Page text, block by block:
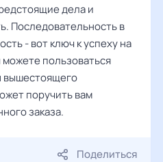
дела и
Последовательность в
- вот ключ к успеху на
пользоваться
вышестоящего
поручить вам
заказа.
Поделиться